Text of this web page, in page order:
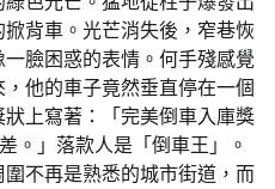
背車。光芒消失後，窄巷恢
臉困惑的表情。何手殘感覺
他的車子竟然垂直停在一個
上寫著：「完美倒車入庫獎
。」落款人是「倒車王」。
不再是熟悉的城市街道，而